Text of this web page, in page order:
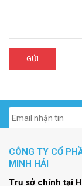
GỬI
CÔNG TY CỔ
MINH HẢI
Trụ sở chính tại